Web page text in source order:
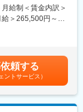
み
ジションです。
ご視聴いただきま
給制＜賃金内訳＞
＞265,500円～
。頼する
ントサービス）